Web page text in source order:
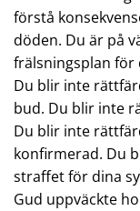
förstå
döden. Du är på
frälsningsplan för
Du blir inte
bud. Du blir inte
Du blir inte
konfirmerad. Du
straffet för dina
Gud uppväckte